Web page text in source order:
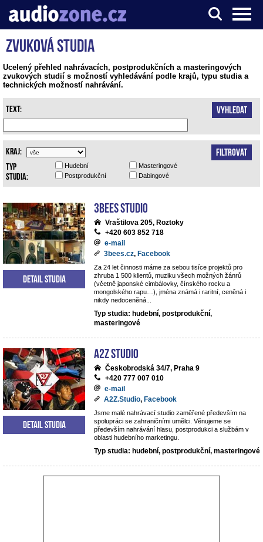
Server o digitálním zpracování zvuku
Zvuková studia
Ucelený přehled nahrávacích, postprodukčních a masteringových
zvukových studií s možností vyhledávání podle krajů, typu studia a
technických možností nahrávání.
Vyhledat
Text:
Filtrovat
Kraj:
Masteringové
Dabingové
Hudební
Postprodukční
Typ
studia:
3bees studio
Vraštilova 205, Roztoky
+420 603 852 718
e-mail
3bees.cz, Facebook
Za 24 let činnosti máme za sebou tisíce projektů pro
zhruba 1 500 klientů, muziku všech možných žánrů
(včetně japonské cimbálovky, čínského rocku a
mongolského rapu…), jména známá i raritní, ceněná i
nikdy nedoceněná...
Typ studia: hudební, postprodukční,
masteringové
Detail studia
A2Z Studio
Českobrodská 34/7, Praha 9
+420 777 007 010
e-mail
A2Z.Studio, Facebook
Jsme malé nahrávací studio zaměřené především na
spolupráci se zahraničními umělci. Věnujeme se
především nahrávání hlasu, postprodukci a službám v
oblasti hudebního marketingu.
Typ studia: hudební, postprodukční, masteringové
Detail studia